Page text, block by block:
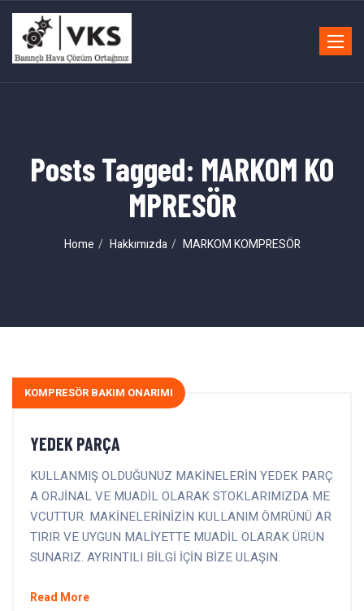
Toggle
Posts Tagged: MARKOM KO
MPRESÖR
Home Hakkımızda MARKOM KOMPRESÖR
KOMPRESÖR BAKIM ONARIMI
YEDEK PARÇA
KULLANMIŞ OLDUĞUNUZ MAKİNELERİN YEDEK PARÇ
A ORJİNAL VE MUADİL OLARAK STOKLARIMIZDA ME
VCUTTUR. MAKİNELERİNİZİN KULLANIM ÖMRÜNÜ AR
TIRIR VE UYGUN MALİYETTE MUADİL OLARAK ÜRÜN
SUNARIZ. AYRINTILI BİLGİ İÇİN BİZE ULAŞIN.
Read More